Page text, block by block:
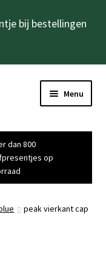
bij bestellingen
Menu
dan 800
op
peak vierkant cap